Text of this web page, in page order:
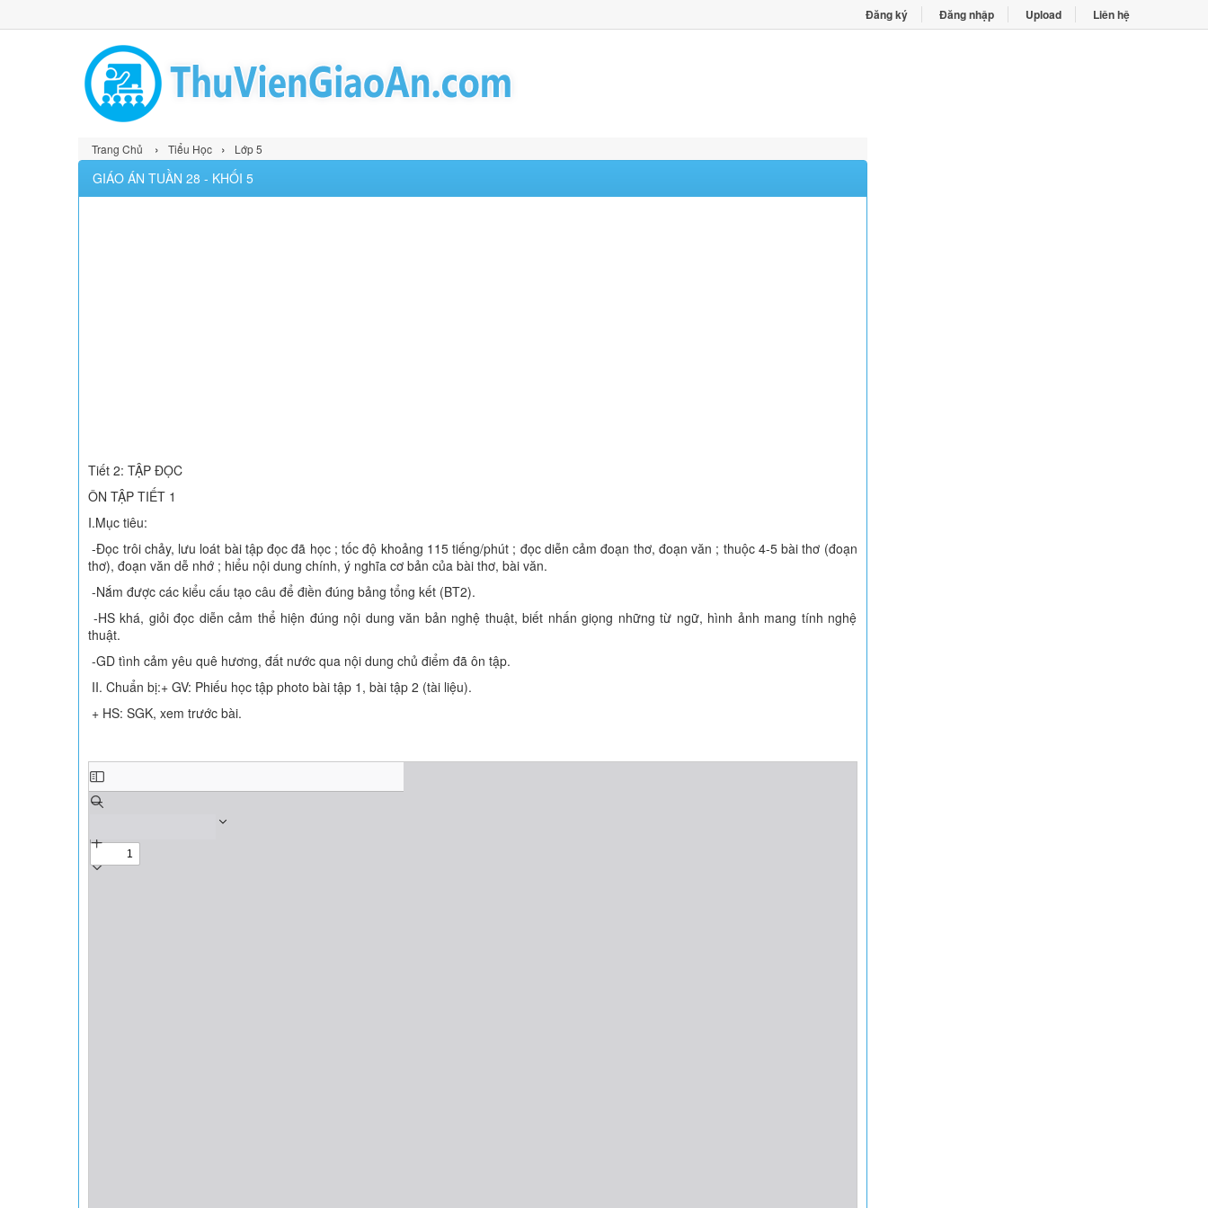
Đăng ký Đăng nhập Upload Liên hệ
Trang Chủ › Tiểu Học › Lớp 5
GIÁO ÁN TUẦN 28 - KHỐI 5
Tiết 2: TẬP ĐỌC
ÔN TẬP TIẾT 1
I.Mục tiêu:
-Đọc trôi chảy, lưu loát bài tập đọc đã học ; tốc độ khoảng 115 tiếng/phút ; đọc diễn cảm đoạn thơ, đoạn văn ; thuộc 4-5 bài thơ (đoạn
thơ), đoạn văn dễ nhớ ; hiểu nội dung chính, ý nghĩa cơ bản của bài thơ, bài văn.
-Nắm được các kiểu cấu tạo câu để điền đúng bảng tổng kết (BT2).
-HS khá, giỏi đọc diễn cảm thể hiện đúng nội dung văn bản nghệ thuật, biết nhấn giọng những từ ngữ, hình ảnh mang tính nghệ
thuật.
-GD tình cảm yêu quê hương, đất nước qua nội dung chủ điểm đã ôn tập.
II. Chuẩn bị:+ GV: Phiếu học tập photo bài tập 1, bài tập 2 (tài liệu).
+ HS: SGK, xem trước bài.